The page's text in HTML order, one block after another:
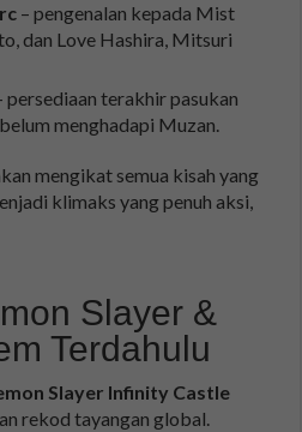
– pengenalan kepada Mist
dan Love Hashira, Mitsuri
persediaan terakhir pasukan
menghadapi Muzan.
mengikat semua kisah yang
klimaks yang penuh aksi,
Slayer &
Terdahulu
Slayer Infinity Castle
rekod tayangan global.